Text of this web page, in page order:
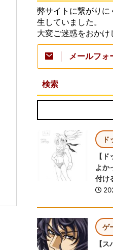
弊サイトに繋がり
生していました。
大変ご迷惑をおかけ
メールフォ
検索
【
よか
付け
ゲ
【